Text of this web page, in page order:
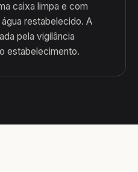
caixa limpa e com
restabelecido. A
pela vigilância
estabelecimento.